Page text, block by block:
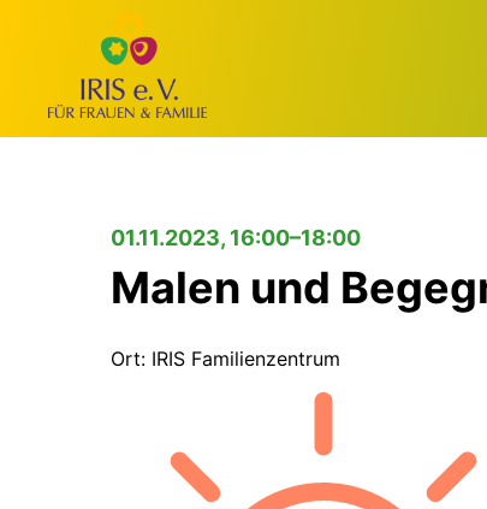
01.11.2023, 16:00–18:00
Malen und
Ort: IRIS Familienzentrum